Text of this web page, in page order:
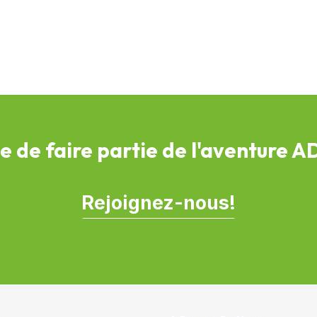
de faire partie de l'aventure
Rejoignez-nous!